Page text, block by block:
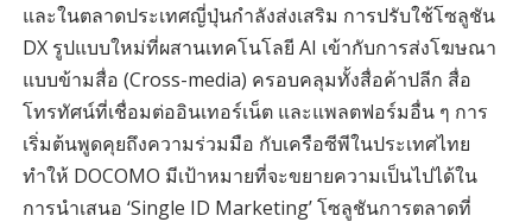
และในตลาดประเทศญี่ปุ่นกำลังส่งเสริม การปรับใช้โซลูชัน
DX รูปแบบใหม่ที่ผสานเทคโนโลยี AI เข้ากับการส่งโฆษณา
แบบข้ามสื่อ (Cross-media) ครอบคลุมทั้งสื่อค้าปลีก สื่อ
โทรทัศน์ที่เชื่อมต่ออินเทอร์เน็ต และแพลตฟอร์มอื่น ๆ การ
เริ่มต้นพูดคุยถึงความร่วมมือ กับเครือซีพีในประเทศไทย
ทำให้ DOCOMO มีเป้าหมายที่จะขยายความเป็นไปได้ใน
การนำเสนอ ‘Single ID Marketing’ โซลูชันการตลาดที่